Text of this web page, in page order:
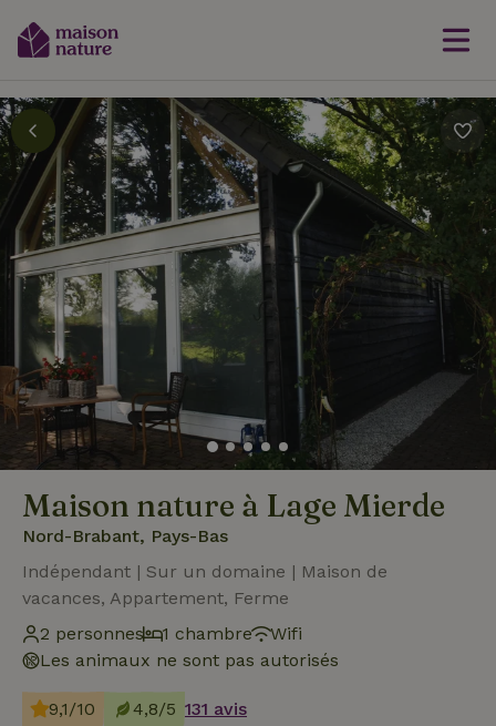
Maison nature à Lage Mierde
Nord-Brabant, Pays-Bas
Indépendant | Sur un domaine | Maison de
vacances, Appartement, Ferme
2 personnes
1 chambre
Wifi
Les animaux ne sont pas autorisés
9,1/10 4,8/5 131 avis